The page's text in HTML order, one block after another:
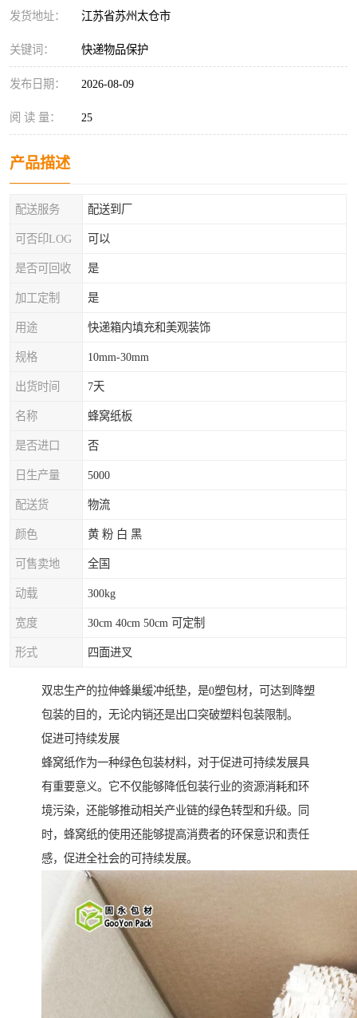
发货地址： 江苏省苏州太仓市
关键词： 快递物品保护
发布日期： 2026-08-09
阅 读 量： 25
产品描述
配送服务 配送到厂
可否印LOG 可以
是否可回收 是
加工定制 是
用途 快递箱内填充和美观装饰
规格 10mm-30mm
出货时间 7天
名称 蜂窝纸板
是否进口 否
日生产量 5000
配送货 物流
颜色 黄 粉 白 黑
可售卖地 全国
动载 300kg
宽度 30cm 40cm 50cm 可定制
形式 四面进叉
双忠生产的拉伸蜂巢缓冲纸垫，是0塑包材，可达到降塑
包装的目的，无论内销还是出口突破塑料包装限制。
促进可持续发展
蜂窝纸作为一种绿色包装材料，对于促进可持续发展具
有重要意义。它不仅能够降低包装行业的资源消耗和环
境污染，还能够推动相关产业链的绿色转型和升级。同
时，蜂窝纸的使用还能够提高消费者的环保意识和责任
感，促进全社会的可持续发展。